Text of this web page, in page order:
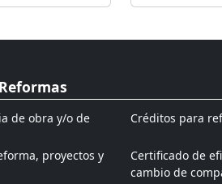
de obra y/o de
Créditos para
proyectos y
Certificado de
cambio de